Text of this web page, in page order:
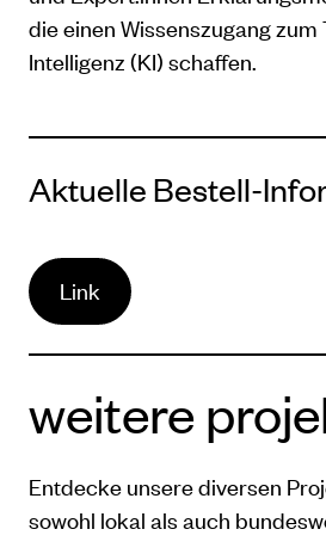
die einen Wissenszugang
Intelligenz (KI) schaffen.
Aktuelle Bestell-
Link
weitere
Entdecke unsere diversen
sowohl lokal als auch